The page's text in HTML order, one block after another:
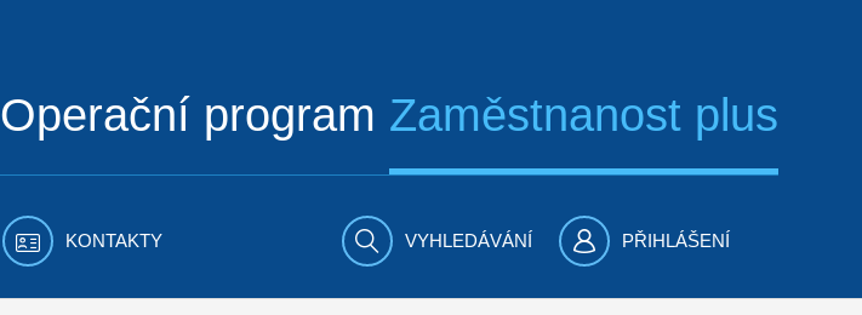
Operační program Zaměstnanost plus
KONTAKTY VYHLEDÁVÁNÍ PŘIHLÁŠENÍ